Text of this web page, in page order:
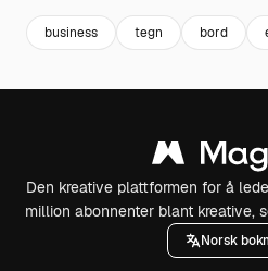
business tegn bord
Den kreative plattformen for å
million abonnenter blant kreative,
Norsk